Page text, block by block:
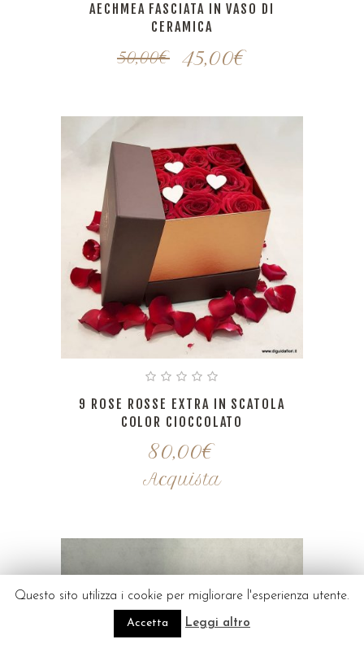
AECHMEA FASCIATA IN VASO DI
CERAMICA
50,00€ 45,00€
9 ROSE ROSSE EXTRA IN SCATOLA
COLOR CIOCCOLATO
80,00€
Acquista
Questo sito utilizza i cookie per migliorare l'esperienza utente.
Accetta Leggi altro